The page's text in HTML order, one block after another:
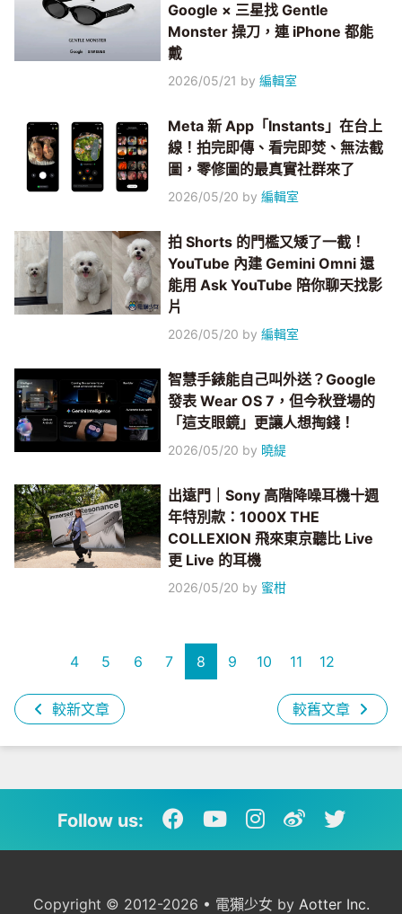
Google × 三星找 Gentle
Monster 操刀，連 iPhone 都能
戴
2026/05/21 by編輯室
Meta 新 App「Instants」在台上
線！拍完即傳、看完即焚、無法截
圖，零修圖的最真實社群來了
2026/05/20 by編輯室
拍 Shorts 的門檻又矮了一截！
YouTube 內建 Gemini Omni 還
能用 Ask YouTube 陪你聊天找影
片
2026/05/20 by編輯室
智慧手錶能自己叫外送？Google
發表 Wear OS 7，但今秋登場的
「這支眼鏡」更讓人想掏錢！
2026/05/20 by 曉緹
出遠門｜Sony 高階降噪耳機十週
年特別款：1000X THE
COLLEXION 飛來東京聽比 Live
更 Live 的耳機
2026/05/20 by 蜜柑
較新文章
4 5 6 7 8 9 10 11 12
較舊文章
Follow us:
Copyright © 2012-2026 • 電獺少女 by Aotter Inc.